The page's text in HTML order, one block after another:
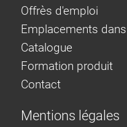
Offrès d'emploi
Emplacements
Catalogue
Formation produit
Contact
Mentions légales